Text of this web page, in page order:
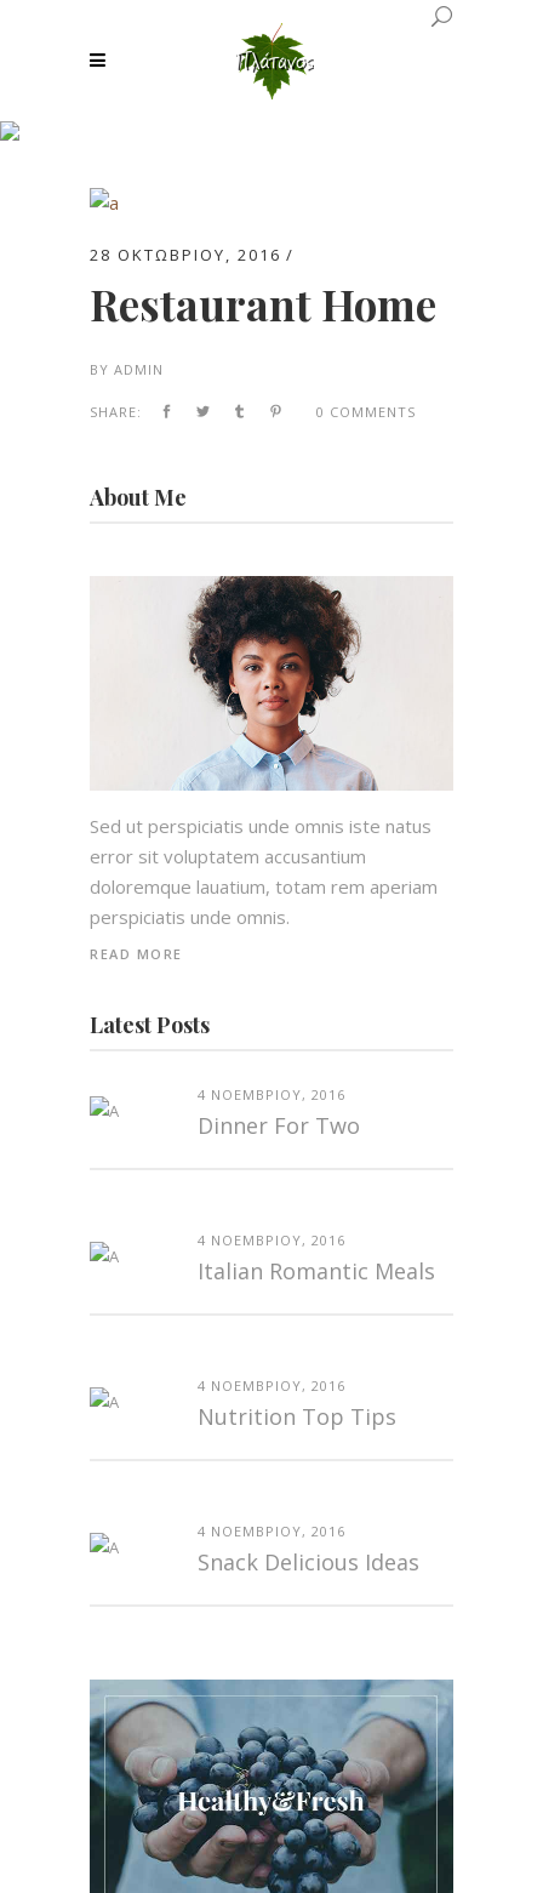
28 ΟΚΤΩΒΡΊΟΥ, 2016
Restaurant Home
BY ADMIN
SHARE: 0 COMMENTS
About Me
Sed ut perspiciatis unde omnis iste natus
error sit voluptatem accusantium
doloremque lauatium, totam rem aperiam
perspiciatis unde omnis.
READ MORE
Latest Posts
4 ΝΟΕΜΒΡΊΟΥ, 2016
Dinner For Two
4 ΝΟΕΜΒΡΊΟΥ, 2016
Italian Romantic Meals
4 ΝΟΕΜΒΡΊΟΥ, 2016
Nutrition Top Tips
4 ΝΟΕΜΒΡΊΟΥ, 2016
Snack Delicious Ideas